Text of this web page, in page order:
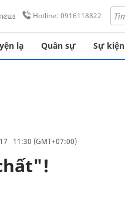
Hotline: 0916118822
lạ Quân sự Sự kiện
11:30 (GMT+07:00)